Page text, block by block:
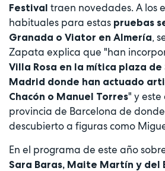
Festival traen novedades. A los
habituales para estas pruebas
Granada o Viator en Almería,
Zapata explica que "han
Villa Rosa en la mítica plaza de
Madrid donde han actuado
Chacón o Manuel Torres" y
provincia de Barcelona de
descubierto a figuras como
En el programa de este año
Sara Baras, Maite Martín y del